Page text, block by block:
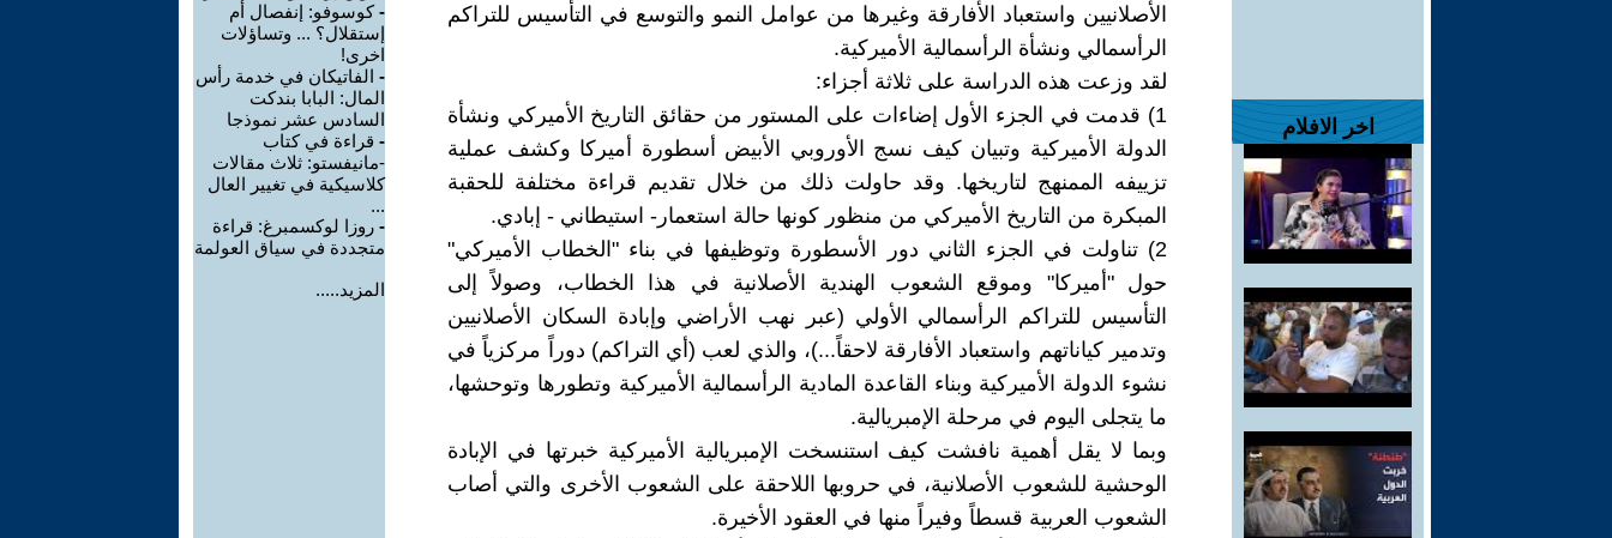
اخر الافلام
الأصلانيين واستعباد الأفارقة وغيرها من عوامل النمو والتوسع في التأسيس للتراكم
الرأسمالي ونشأة الرأسمالية الأميركية.
لقد وزعت هذه الدراسة على ثلاثة أجزاء:
1) قدمت في الجزء الأول إضاءات على المستور من حقائق التاريخ الأميركي ونشأة
الدولة الأميركية وتبيان كيف نسج الأوروبي الأبيض أسطورة أميركا وكشف عملية
تزييفه الممنهج لتاريخها. وقد حاولت ذلك من خلال تقديم قراءة مختلفة للحقبة
المبكرة من التاريخ الأميركي من منظور كونها حالة استعمار- استيطاني - إبادي.
2) تناولت في الجزء الثاني دور الأسطورة وتوظيفها في بناء "الخطاب الأميركي"
حول "أميركا" وموقع الشعوب الهندية الأصلانية في هذا الخطاب، وصولاً إلى
التأسيس للتراكم الرأسمالي الأولي (عبر نهب الأراضي وإبادة السكان الأصلانيين
وتدمير كياناتهم واستعباد الأفارقة لاحقاً...)، والذي لعب (أي التراكم) دوراً مركزياً في
نشوء الدولة الأميركية وبناء القاعدة المادية الرأسمالية الأميركية وتطورها وتوحشها،
ما يتجلى اليوم في مرحلة الإمبريالية.
وبما لا يقل أهمية نافشت كيف استنسخت الإمبريالية الأميركية خبرتها في الإبادة
الوحشية للشعوب الأصلانية، في حروبها اللاحقة على الشعوب الأخرى والتي أصاب
الشعوب العربية قسطاً وفيراً منها في العقود الأخيرة.
-كوسوفو: إنفصال أم
إستقلال؟ ... وتساؤلات
اخرى!
- الفاتيكان في خدمة رأس
المال: البابا بندكت
السادس عشر نموذجا
- قراءة في كتاب
-مانيفستو: ثلاث مقالات
كلاسيكية في تغيير العال
...
- روزا لوكسمبرغ: قراءة
متجددة في سياق العولمة
المزيد.....